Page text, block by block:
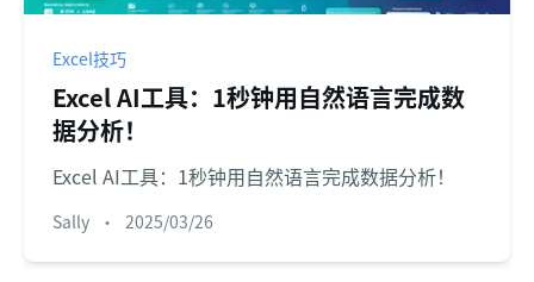
Excel技巧
Excel AI工具：1秒钟用自然语言完成数
据分析！
Excel AI工具：1秒钟用自然语言完成数据分析！
Sally • 2025/03/26